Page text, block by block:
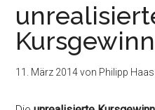
11. März 2014von Philipp Haas